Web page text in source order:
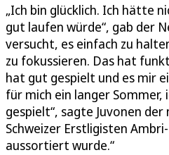
„Ich bin glücklich. Ich hätte
gut laufen würde“, gab der
versucht, es einfach zu
zu fokussieren. Das hat
hat gut gespielt und es mir
für mich ein langer Sommer,
gespielt“, sagte Juvonen der
Schweizer Erstligisten
aussortiert wurde.“